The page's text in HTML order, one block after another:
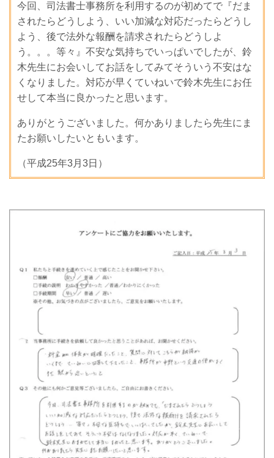
今回、司法書士事務所を利用するのが初めてで『だま
されたらどうしよう、いい加減な対応だったらどうし
よう、後で法外な報酬を請求されたらどうしよ
う。。。等々』不安な気持ちでいっぱいでしたが、鈴
木先生にお会いしてお話をしてみてそういう不安はな
くなりました。対応が早くていねいで鈴木先生にお任
せして本当に良かったと思います。
ありがとうございました。何かありましたら先生にま
たお願いしたいともいます。
（平成25年3月3日）